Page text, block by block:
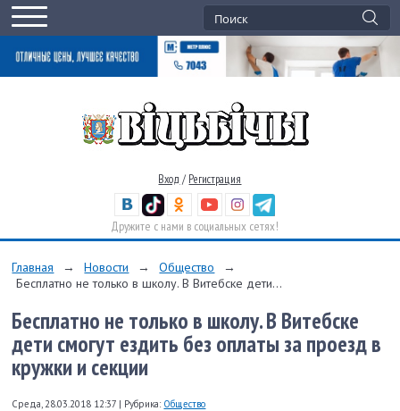
Вход / Регистрация
Дружите с нами в социальных сетях!
Главная → Новости → Общество
→
Бесплатно не только в школу. В Витебске дети...
Бесплатно не только в школу. В Витебске
дети смогут ездить без оплаты за проезд в
кружки и секции
Среда, 28.03.2018 12:37 | Рубрика: Общество